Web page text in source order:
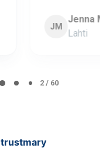
2 / 60
trustmary